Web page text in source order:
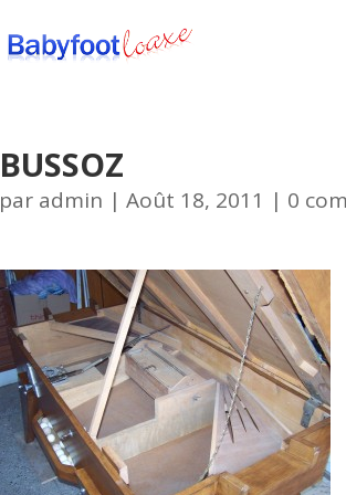
BUSSOZ
par admin |Août 18, 2011 | 0